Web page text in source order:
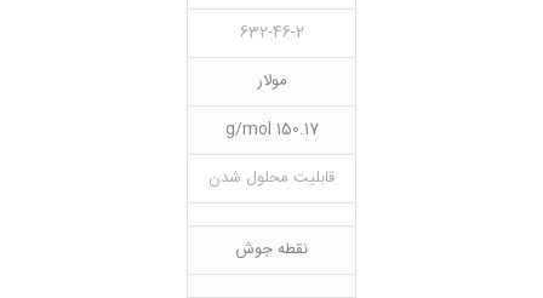
632-46-2
مولار
150.17 g/mol
قابلیت محلول شدن
نقطه جوش